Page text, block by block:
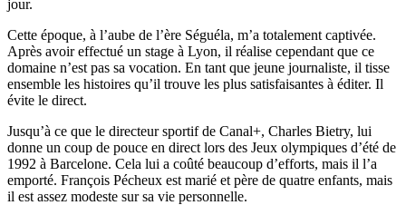
jour.
Cette époque, à l’aube de l’ère Séguéla, m’a totalement captivée.
Après avoir effectué un stage à Lyon, il réalise cependant que ce
domaine n’est pas sa vocation. En tant que jeune journaliste, il tisse
ensemble les histoires qu’il trouve les plus satisfaisantes à éditer. Il
évite le direct.
Jusqu’à ce que le directeur sportif de Canal+, Charles Bietry, lui
donne un coup de pouce en direct lors des Jeux olympiques d’été de
1992 à Barcelone. Cela lui a coûté beaucoup d’efforts, mais il l’a
emporté. François Pécheux est marié et père de quatre enfants, mais
il est assez modeste sur sa vie personnelle.